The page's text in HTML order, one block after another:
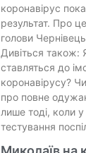
коронавірус
результат. Про
голови
Дивіться також:
ставляться до
коронавірусу?
про повне
лише тоді, коли у
тестування